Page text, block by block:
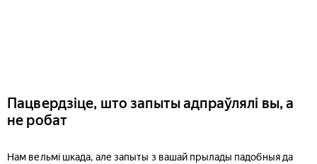
Пацвердзіце, што запыты адпраўлялі вы, а
не робат
Нам вельмі шкада, але запыты з вашай прылады падобныя да